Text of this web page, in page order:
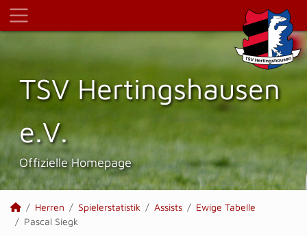
TSV Hertings­hausen
e.V.
Offizielle Homepage
Herren Spielerstatistik Assists
Ewige Tabelle
Pascal Siegk